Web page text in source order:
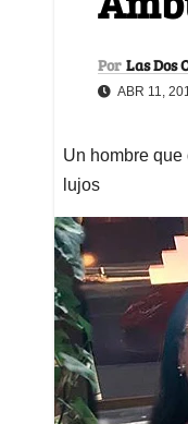
Por Las Dos
ABR 11,
Un hombre
lujos